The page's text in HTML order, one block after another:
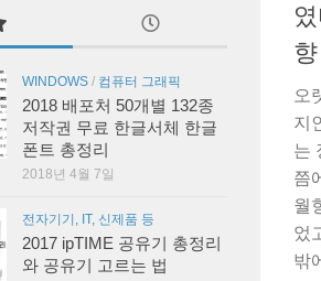
향
오
지
는
쯤
월
었
밖
WINDOWS / 컴퓨터 그래픽
2018 배포처 50개별 132종
저작권 무료 한글서체 한글
폰트 총정리
2018년 4월 7일
전자기기, IT, 신제품 등
2017 ipTIME 공유기 총정리
와 공유기 고르는 법